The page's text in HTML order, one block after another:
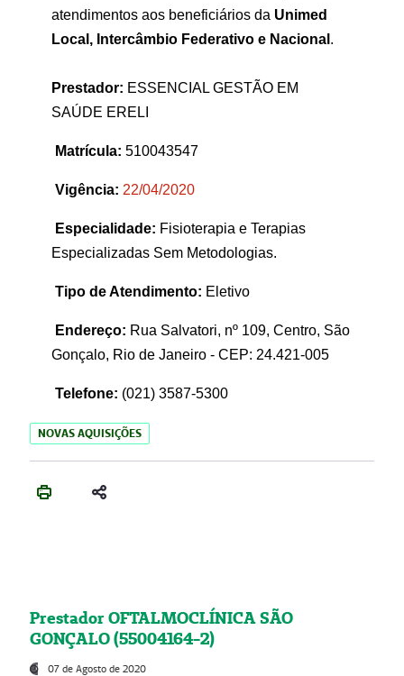
atendimentos aos beneficiários da Unimed
Local, Intercâmbio Federativo e Nacional .
Prestador: ESSENCIAL GESTÃO EM
SAÚDE ERELI
Matrícula: 510043547
Vigência: 22/04/2020
Especialidade: Fisioterapia e Terapias
Especializadas Sem Metodologias.
Tipo de Atendimento: Eletivo
Endereço: Rua Salvatori, nº 109, Centro, São
Gonçalo, Rio de Janeiro - CEP: 24.421-005
Telefone: (021) 3587-5300
NOVAS AQUISIÇÕES
Prestador OFTALMOCLÍNICA SÃO
GONÇALO (55004164-2)
07 de Agosto de 2020